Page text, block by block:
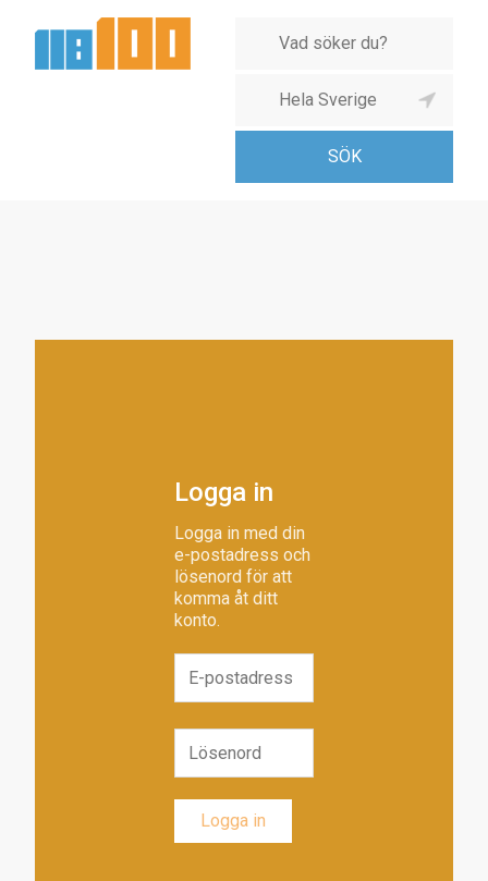
Logga in
Logga in med din
e-postadress och
lösenord för att
komma åt ditt
konto.